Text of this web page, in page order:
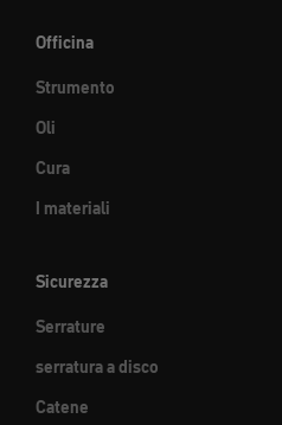
Officina
Strumento
Oli
Cura
I materiali
Sicurezza
Serrature
serratura a disco
Catene